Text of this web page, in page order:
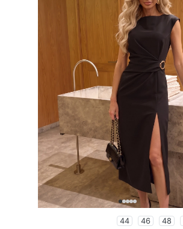
44 46 48